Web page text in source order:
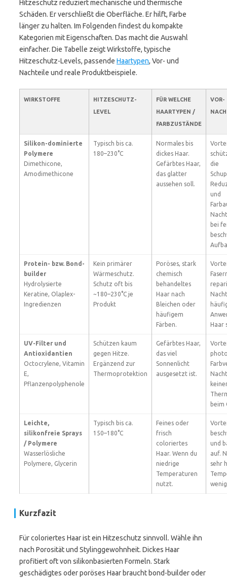
Hitzeschutz reduziert mechanische und thermische
Schäden. Er verschließt die Oberfläche. Er hilft, Farbe
länger zu halten. Im Folgenden findest du kompakte
Kategorien mit Eigenschaften. Das macht die Auswahl
einfacher. Die Tabelle zeigt Wirkstoffe, typische
Hitzeschutz-Levels, passende Haartypen, Vor- und
Nachteile und reale Produktbeispiele.
WIRKSTOFFE
HITZESCHUTZ-
LEVEL
FÜR WELCHE
HAARTYPEN /
FARBZUSTÄNDE
VOR-
Silikon-dominierte
Polymere
Dimethicone,
Amodimethicone
Typisch bis ca.
180–230°C
Normales bis
dickes Haar.
Gefärbtes Haar,
das glatter
aussehen soll.
die
und
bei
Protein- bzw. Bond-
builder
Hydrolysierte
Keratine, Olaplex-
Ingredienzen
Kein primärer
Wärmeschutz.
Schutz oft bis
~180–230°C je
Produkt
Poröses, stark
chemisch
behandeltes
Haar nach
Bleichen oder
häufigem
Färben.
Haar
UV-Filter und
Antioxidantien
Octocrylene, Vitamin
E,
Pflanzenpolyphenole
Schützen kaum
gegen Hitze.
Ergänzend zur
Thermoprotektion
Gefärbtes Haar,
das viel
Sonnenlicht
ausgesetzt ist.
beim
Leichte,
silikonfreie Sprays
/ Polymere
Wasserlösliche
Polymere, Glycerin
Typisch bis ca.
150–180°C
Feines oder
frisch
coloriertes
Haar. Wenn du
niedrige
Temperaturen
nutzt.
und
auf.
sehr
Kurzfazit
Für coloriertes Haar ist ein Hitzeschutz sinnvoll. Wähle ihn
nach Porosität und Stylinggewohnheit. Dickes Haar
profitiert oft von silikonbasierten Formeln. Stark
geschädigtes oder poröses Haar braucht bond-builder oder